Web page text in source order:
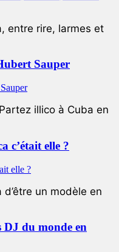
entre rire, larmes et
Sauper
illico à Cuba en
c’était elle ?
un modèle en
du monde en